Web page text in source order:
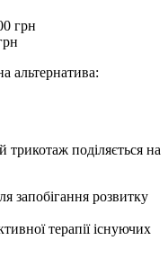
грн
альтернатива:
поділяється на
запобігання розвитку
терапії існуючих